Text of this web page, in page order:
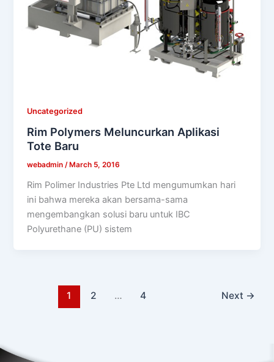
Uncategorized
Rim Polymers Meluncurkan Aplikasi
Tote Baru
webadmin/ March 5, 2016
Rim Polimer Industries Pte Ltd mengumumkan hari
ini bahwa mereka akan bersama-sama
mengembangkan solusi baru untuk IBC
Polyurethane (PU) sistem
1 2 … 4 Next →